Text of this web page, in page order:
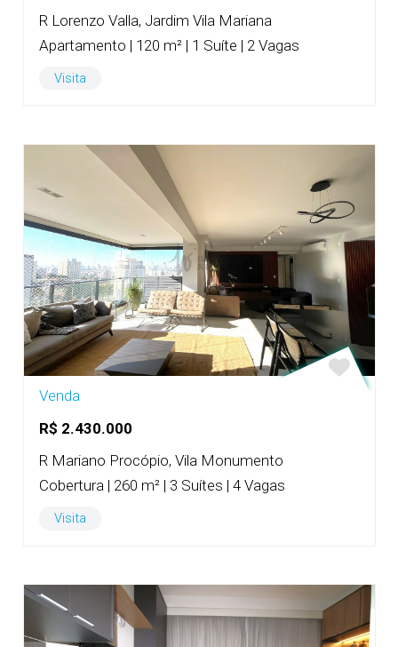
R Lorenzo Valla, Jardim Vila Mariana
Apartamento | 120 m² | 1 Suíte | 2 Vagas
Visita
Venda
R$ 2.430.000
R Mariano Procópio, Vila Monumento
Cobertura | 260 m² | 3 Suítes | 4 Vagas
Visita